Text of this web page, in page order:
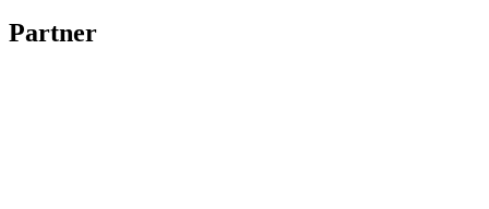
Partner